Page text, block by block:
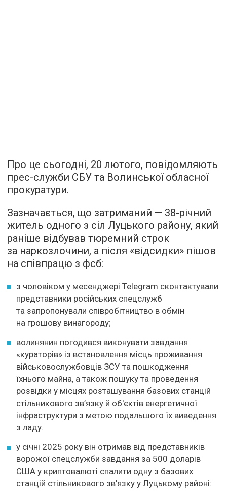
Про це сьогодні, 20 лютого, повідомляють
прес-служби СБУ та Волинської обласної
прокуратури.
Зазначається, що затриманий — 38-річний
житель одного з сіл Луцького району, який
раніше відбував тюремний строк
за наркозлочини, а після «відсидки» пішов
на співпрацю з фсб:
з чоловіком у месенджері Telegram сконтактували
представники російських спецслужб
та запропонували співробітництво в обмін
на грошову винагороду;
волинянин погодився виконувати завдання
«кураторів» із встановлення місць проживання
військовослужбовців ЗСУ та пошкодження
їхнього майна, а також пошуку та проведення
розвідки у місцях розташування базових станцій
стільникового зв’язку й об'єктів енергетичної
інфраструктури з метою подальшого їх виведення
з ладу.
у січні 2025 року він отримав від представників
ворожої спецслужби завдання за 500 доларів
США у криптовалюті спалити одну з базових
станцій стільникового зв’язку у Луцькому районі: